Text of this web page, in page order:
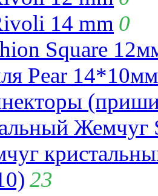
14 mm 0
Square
Pear
Жемчуг
23